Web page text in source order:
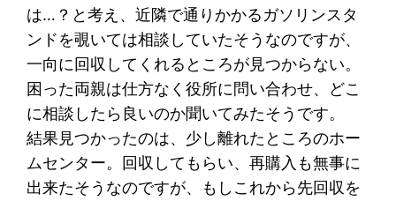
は…？と考え、近隣で通りかかるガソリンスタ
ンドを覗いては相談していたそうなのですが、
一向に回収してくれるところが見つからない。
困った両親は仕方なく役所に問い合わせ、どこ
に相談したら良いのか聞いてみたそうです。
結果見つかったのは、少し離れたところのホー
ムセンター。回収してもらい、再購入も無事に
出来たそうなのですが、もしこれから先回収を